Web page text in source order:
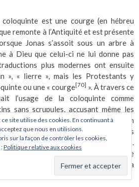
est une courge (en hébreu
remonte à l’Antiquité et est présente
Jonas s’assoit sous un arbre à
à Dieu que celui-ci ne lui donne pas
plus modernes ont ensuite
», « lierre », mais les Protestants y
ou une « courge[70] ». À travers ce
l’usage de la coloquinte comme
sans scrupules, accusant même les
d’être les colporteurs d’un
les théologiens à laisser aux vrais
des conseils médicaux aux foules.
distinguer religion et politique de
et ce fut d’ailleurs cela qui marqua sa
site utilise des cookies. En continuant à
que nous en utilisions.
sur la façon de contrôler les cookies,
Politique relative aux cookies